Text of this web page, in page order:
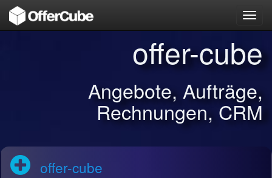
offer-cube
Angebote, Aufträge,
Rechnungen, CRM
offer-cube